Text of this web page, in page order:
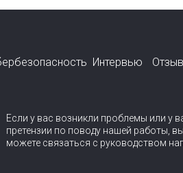
Интервью
Если у вас возникли проблемы или у
претензии по поводу нашей работы,
можете связаться с руководством